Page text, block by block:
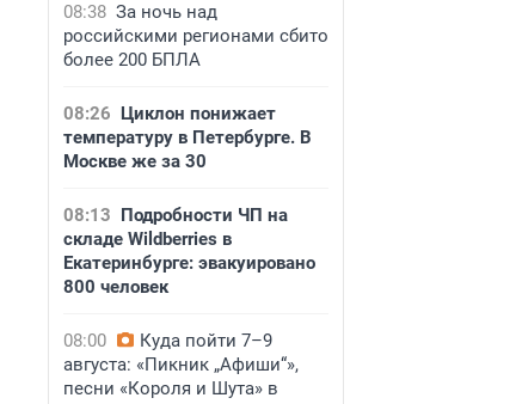
08:38 За ночь над
российскими регионами сбито
более 200 БПЛА
08:26 Циклон понижает
температуру в Петербурге. В
Москве же за 30
08:13 Подробности ЧП на
складе Wildberries в
Екатеринбурге: эвакуировано
800 человек
08:00
Куда пойти 7–9
августа: «Пикник „Афиши“»,
песни «Короля и Шута» в